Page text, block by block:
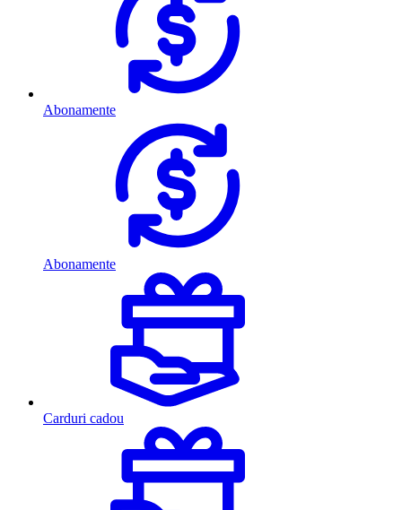
Abonamente
Abonamente
Carduri cadou